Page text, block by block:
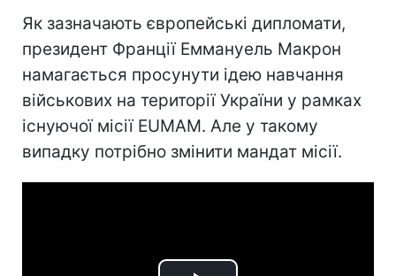
Як зазначають європейські дипломати,
президент Франції Еммануель Макрон
намагається просунути ідею навчання
військових на території України у рамках
існуючої місії EUMAM. Але у такому
випадку потрібно змінити мандат місії.